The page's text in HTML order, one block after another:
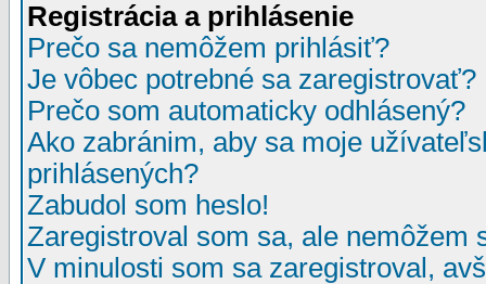
Registrácia a prihlásenie
Prečo sa nemôžem prihlásiť?
Je vôbec potrebné sa zaregistrovať?
Prečo som automaticky odhlásený?
Ako zabránim, aby sa moje
prihlásených?
Zabudol som heslo!
Zaregistroval som sa, ale nemôžem
V minulosti som sa zaregistroval,